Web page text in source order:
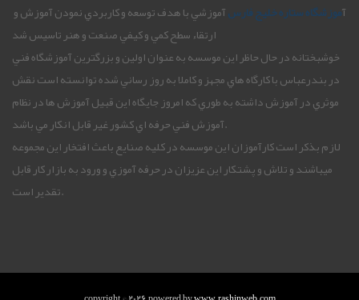
آموزشگاه ستاره خليج فارسآموزشي با هدف توسعه و کاربردي نمودن آموزش و
ارتقاء سطح کمي و کيفي صنعت و هنر تاسيس شد
خوشبختانه در حال حاظر اين موسسه به عنوان اولين و بزرگترين آموزشگاه فني
در بندرعباس با کارگاه هاي مجهز و کاملا به روز رساني شده توانسته است نقش
موثري در آموزش داشته به طوري که امروز جايگاه اين قبيل آموزش ها در نظام
آموزش فني حرفه اي کشور غير قابل انکار مي باشد.
لازم بذکر است کارآموزان اين موسسه در کليه صنايع باعث افتخار اين مجموعه
ميباشند و تلاش و پشتکار اين عزيزان در حرفه آموزي و ورود به بازار کار قابل
تقدير است.